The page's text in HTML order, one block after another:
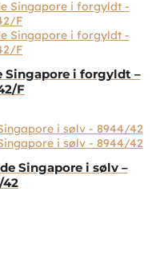
i forgyldt –
F
Singapore i sølv –
42